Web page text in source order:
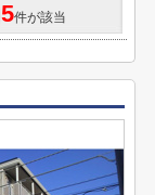
5件が該当